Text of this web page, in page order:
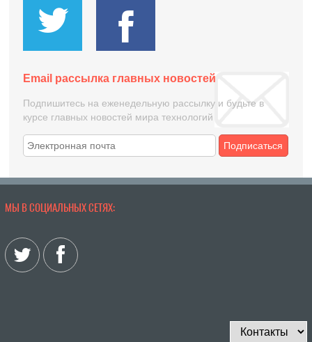
Email рассылка главных новостей
Подпишитесь на еженедельную рассылку и будьте в
курсе главных новостей мира технологий
Подписаться
МЫ В СОЦИАЛЬНЫХ СЕТЯХ: